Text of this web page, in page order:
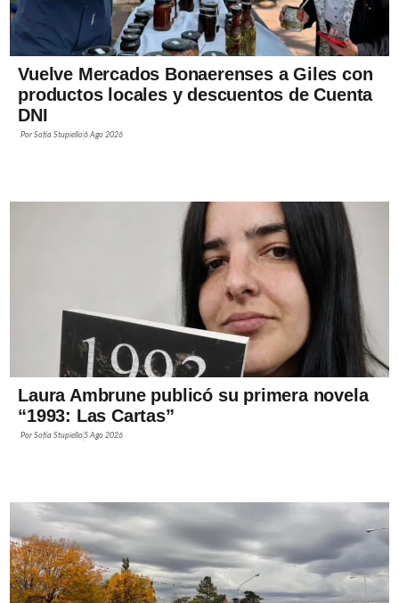
Vuelve Mercados Bonaerenses a Giles con
productos locales y descuentos de Cuenta
DNI
PorSofía Stupiello6 Ago 2026
Laura Ambrune publicó su primera novela
“1993: Las Cartas”
PorSofía Stupiello5 Ago 2026